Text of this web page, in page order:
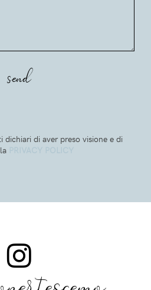
dichiari di aver preso visione e di